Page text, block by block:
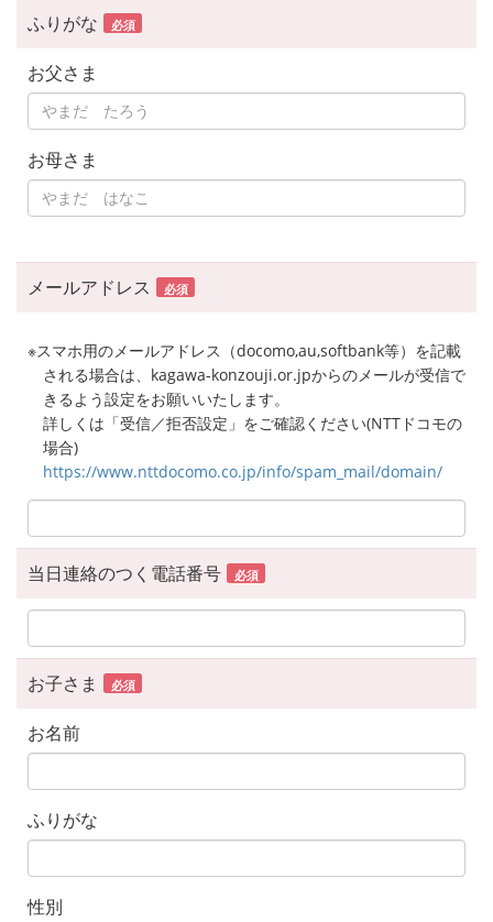
ふりがな 必須
お父さま
お母さま
メールアドレス 必須
※スマホ用のメールアドレス（docomo,au,softbank等）を記載
される場合は、kagawa-konzouji.or.jpからのメールが受信で
きるよう設定をお願いいたします。
詳しくは「受信／拒否設定」をご確認ください(NTTドコモの
場合)
https://www.nttdocomo.co.jp/info/spam_mail/domain/
当日連絡のつく電話番号 必須
お子さま 必須
お名前
ふりがな
性別